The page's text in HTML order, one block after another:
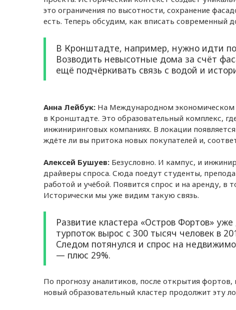
это ограничения по высотности, сохранение
есть. Теперь обсудим, как вписать современный
В Кронштадте, например, нужно идти
Возводить невысотные дома за счёт
ещё подчёркивать связь с водой и
Анна Лейбук: На Международном экономическом
в Кронштадте. Это образовательный комплекс,
инжиниринговых компаниях. В локации
ждёте ли вы притока новых покупателей и,
Алексей Бушуев: Безусловно. И кампус, и
драйверы спроса. Сюда поедут студенты,
работой и учёбой. Появится спрос и на аренду, в
Исторически мы уже видим такую связь.
Развитие кластера «Остров Фортов»
турпоток вырос с 300 тысяч человек в
Следом потянулся и спрос на
— плюс 29%.
По прогнозу аналитиков, после открытия
новый образовательный кластер продолжит эту